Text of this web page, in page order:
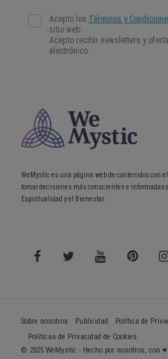
WeMystic es una página web de contenidos con
tomar decisiones más conscientes e informadas
Espiritualidad y el Bienestar.
Sobre nosotros Publicidad Política de
Políticas de Privacidad de Cookies
© 2025 WeMystic - Hecho por nosotros, con ♥